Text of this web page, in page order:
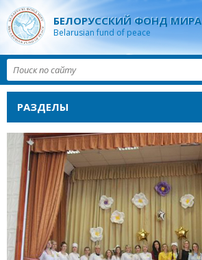
БЕЛОРУССКИЙ ФОНД МИРА
Belarusian fund of peace
РАЗДЕЛЫ